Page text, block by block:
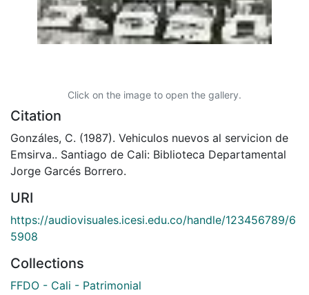
Click on the image to open the gallery.
Citation
Gonzáles, C. (1987). Vehiculos nuevos al servicion de
Emsirva.. Santiago de Cali: Biblioteca Departamental
Jorge Garcés Borrero.
URI
https://audiovisuales.icesi.edu.co/handle/123456789/6
5908
Collections
FFDO - Cali - Patrimonial